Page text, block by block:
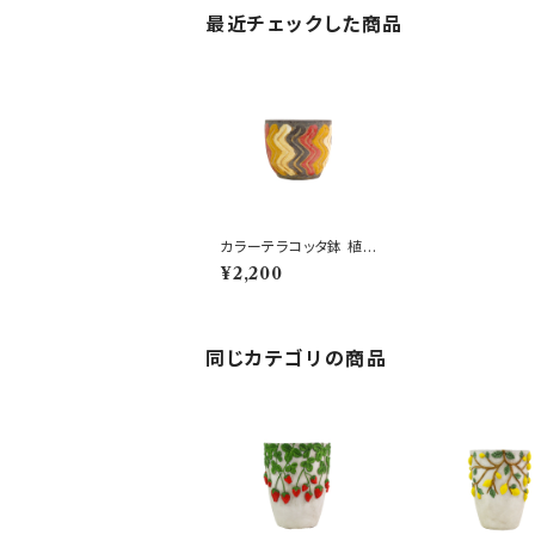
最近チェックした商品
カラーテラコッタ鉢 植木
鉢 ウェーブSS 6号 おし
ゃれ
¥2,200
同じカテゴリの商品